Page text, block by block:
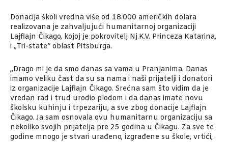
Donacija školi vredna više od 18.000 američkih dolara
realizovana je zahvaljujući humanitarnoj organizaciji
Lajflajn Čikago, kojoj je pokrovitelj Nj.K.V. Princeza Katarina,
i „Tri-state“ oblast Pitsburga.
„Drago mi je da smo danas sa vama u Pranjanima. Danas
imamo veliku čast da su sa nama i naši prijatelji i donatori
iz organizacije Lajflajn Čikago. Srećna sam što vidim da je
vredan rad i trud urodio plodom i da danas imate novu
školsku kuhinju i trpezariju, a sve zbog donacije Lajflajn
Čikago. Ja sam osnovala ovu humanitarnu organizaciju sa
nekoliko svojih prijatelja pre 25 godina u Čikagu. Za sve te
godine mnogo je stvari urađeno, izgrađene su škole, vrtići,